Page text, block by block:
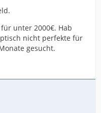
unter 2000€. Hab
nicht perfekte für
gesucht.